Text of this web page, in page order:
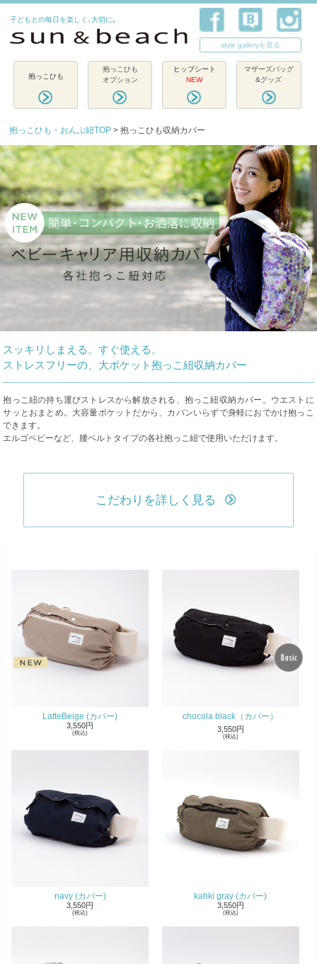
子どもとの毎日を楽しく､大切に｡
style galleryを見る
抱っこひも
抱っこひも
オプション
ヒップシート
NEW
マザーズバッグ
&グッズ
抱っこひも・おんぶ紐TOP > 抱っこひも収納カバー
スッキリしまえる。すぐ使える。
ストレスフリーの、大ポケット抱っこ紐収納カバー
抱っこ紐の持ち運びストレスから解放される、抱っこ紐収納カバー。ウエストに
サッとおまとめ。大容量ポケットだから、カバンいらずで身軽におでかけ抱っこ
できます。
エルゴベビーなど、腰ベルトタイプの各社抱っこ紐で使用いただけます。
こだわりを詳しく見る
LatteBeige (カバー)
3,550円
(税込)
chocola black（カバー）
3,550円
(税込)
navy (カバー)
3,550円
(税込)
kahki gray (カバー)
3,550円
(税込)